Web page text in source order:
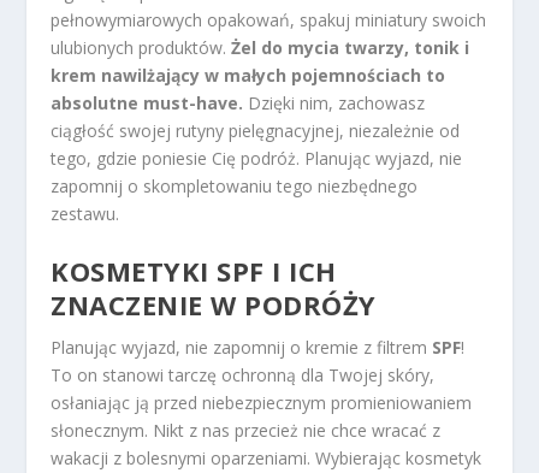
pełnowymiarowych opakowań, spakuj miniatury swoich
ulubionych produktów.Żel do mycia twarzy, tonik i
krem nawilżający w małych pojemnościach to
absolutne must-have. Dzięki nim, zachowasz
ciągłość swojej rutyny pielęgnacyjnej, niezależnie od
tego, gdzie poniesie Cię podróż. Planując wyjazd, nie
zapomnij o skompletowaniu tego niezbędnego
zestawu.
KOSMETYKI SPF I ICH
ZNACZENIE W PODRÓŻY
Planując wyjazd, nie zapomnij o kremie z filtrem SPF!
To on stanowi tarczę ochronną dla Twojej skóry,
osłaniając ją przed niebezpiecznym promieniowaniem
słonecznym. Nikt z nas przecież nie chce wracać z
wakacji z bolesnymi oparzeniami. Wybierając kosmetyk